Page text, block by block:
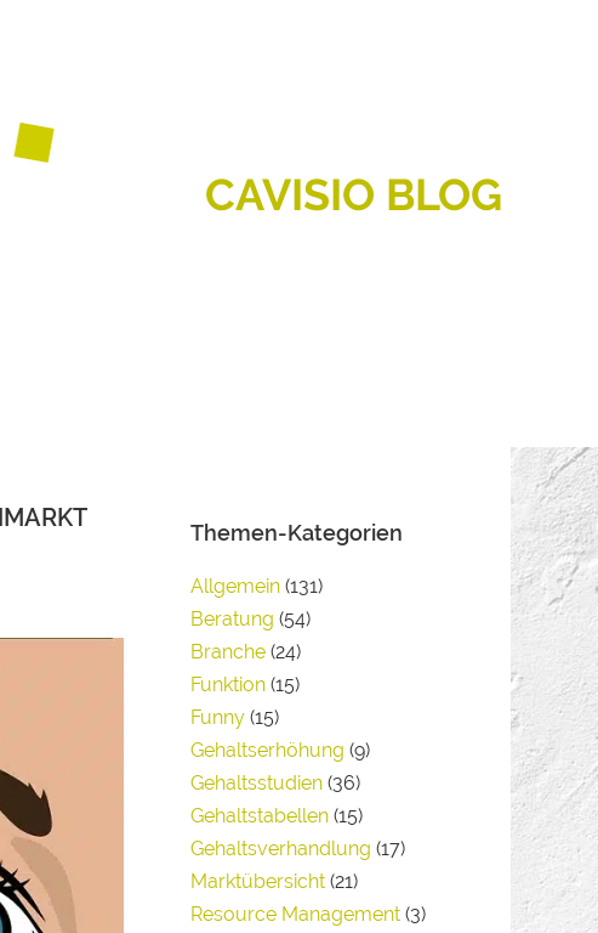
CAVISIO BLOG
Themen-Kategorien
Allgemein (131)
Beratung (54)
Branche (24)
Funktion (15)
Funny (15)
Gehaltserhöhung (9)
Gehaltsstudien (36)
Gehaltstabellen (15)
Gehaltsverhandlung (17)
Marktübersicht (21)
Resource Management (3)